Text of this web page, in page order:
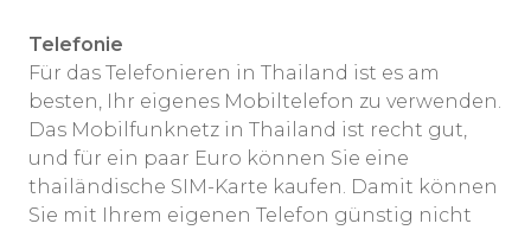
Telefonie
Für das Telefonieren in Thailand ist es am
besten, Ihr eigenes Mobiltelefon zu verwenden.
Das Mobilfunknetz in Thailand ist recht gut,
und für ein paar Euro können Sie eine
thailändische SIM-Karte kaufen. Damit können
Sie mit Ihrem eigenen Telefon günstig nicht